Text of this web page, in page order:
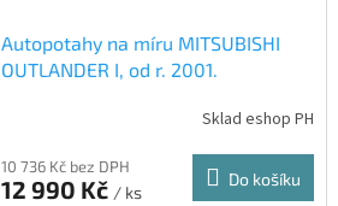
Autopotahy na míru MITSUBISHI
OUTLANDER I, od r. 2001.
Sklad eshop PH
10 736 Kč bez DPH
12 990 Kč / ks
Do košíku